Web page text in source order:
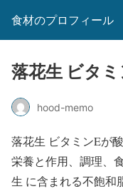
食材のプロフィール
落花生 ビタ
hood-memo
落花生 ビタミンEが
栄養と作用、調理、
生 に含まれる不飽和